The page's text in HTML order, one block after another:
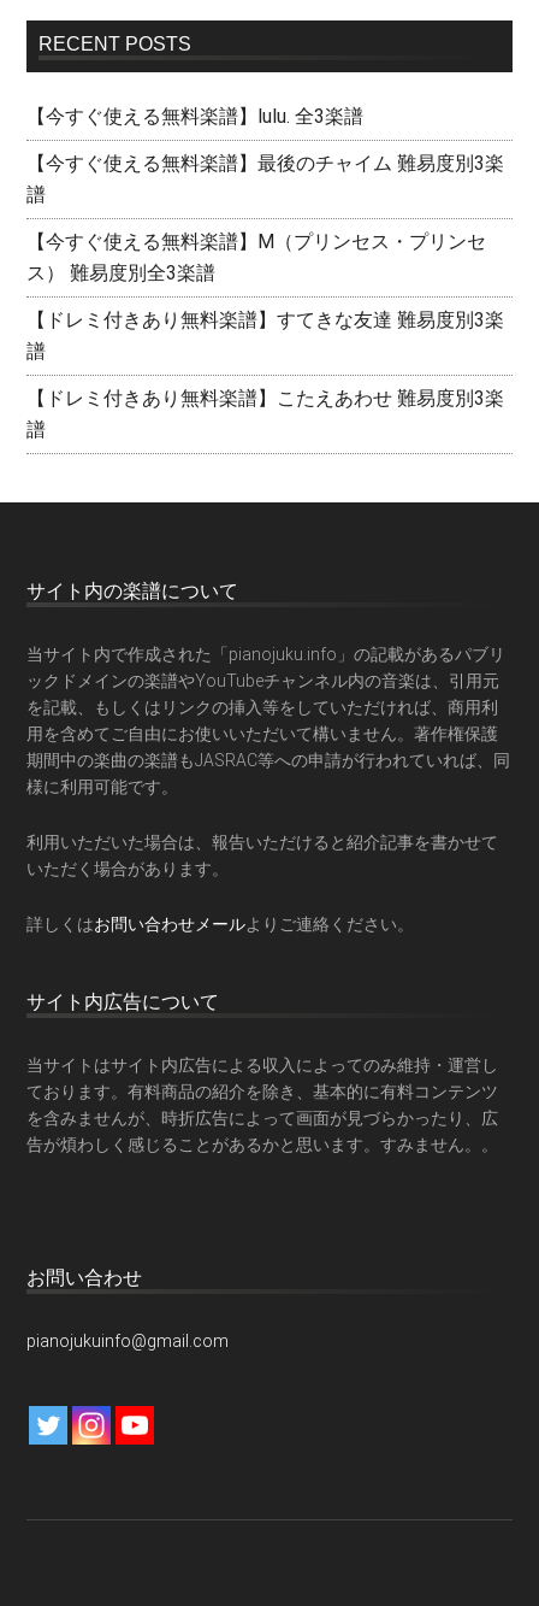
RECENT POSTS
【今すぐ使える無料楽譜】lulu. 全3楽譜
【今すぐ使える無料楽譜】最後のチャイム 難易度別3楽
譜
【今すぐ使える無料楽譜】M（プリンセス・プリンセ
ス） 難易度別全3楽譜
【ドレミ付きあり無料楽譜】すてきな友達 難易度別3楽
譜
【ドレミ付きあり無料楽譜】こたえあわせ 難易度別3楽
譜
サイト内の楽譜について
当サイト内で作成された「pianojuku.info」の記載があるパブリ
ックドメインの楽譜やYouTubeチャンネル内の音楽は、引用元
を記載、もしくはリンクの挿入等をしていただければ、商用利
用を含めてご自由にお使いいただいて構いません。著作権保護
期間中の楽曲の楽譜もJASRAC等への申請が行われていれば、同
様に利用可能です。
利用いただいた場合は、報告いただけると紹介記事を書かせて
いただく場合があります。
詳しくはお問い合わせメールよりご連絡ください。
サイト内広告について
当サイトはサイト内広告による収入によってのみ維持・運営し
ております。有料商品の紹介を除き、基本的に有料コンテンツ
を含みませんが、時折広告によって画面が見づらかったり、広
告が煩わしく感じることがあるかと思います。すみません。。
お問い合わせ
pianojukuinfo@gmail.com